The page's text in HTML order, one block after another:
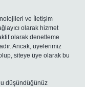
ve İletişim
olarak hizmet
olarak denetleme
Ancak, üyelerimiz
siteye üye olarak bu
düşündüğünüz